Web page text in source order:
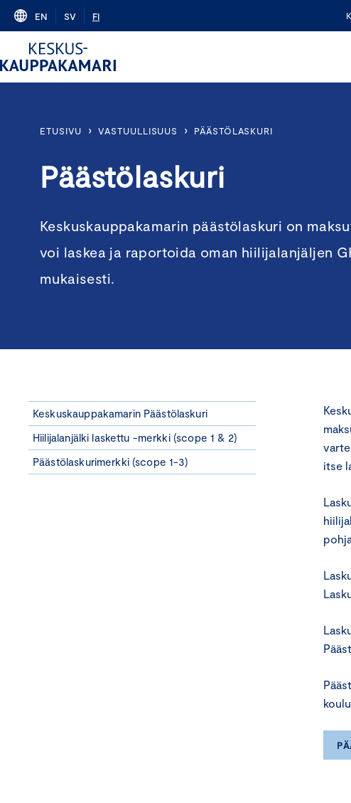
Skip
content
EN SV FI
ETUSIVU › VASTUULLISUUS › PÄÄSTÖLASKURI
Päästölaskuri
Keskuskauppakamarin päästölaskuri on
voi laskea ja raportoida oman hiilijalanjäljen
mukaisesti.
Keskuskauppakamarin Päästölaskuri
Hiilijalanjälki laskettu -merkki (scope 1 & 2)
Päästölaskurimerkki (scope 1-3)
itse